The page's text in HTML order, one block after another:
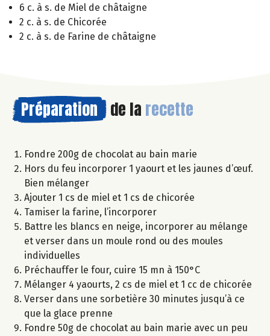
6 c. à s. de Miel de châtaigne
2 c. à s. de Chicorée
2 c. à s. de Farine de châtaigne
Préparation de la recette
Fondre 200g de chocolat au bain marie
Hors du feu incorporer 1 yaourt et les jaunes d’œuf.
Bien mélanger
Ajouter 1 cs de miel et 1 cs de chicorée
Tamiser la farine, l’incorporer
Battre les blancs en neige, incorporer au mélange
et verser dans un moule rond ou des moules
individuelles
Préchauffer le four, cuire 15 mn à 150°C
Mélanger 4 yaourts, 2 cs de miel et 1 cc de chicorée
Verser dans une sorbetière 30 minutes jusqu’à ce
que la glace prenne
Fondre 50g de chocolat au bain marie avec un peu